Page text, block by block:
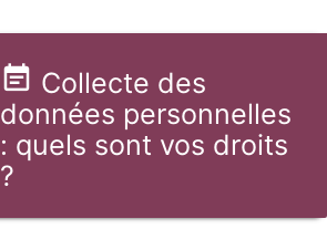
Collecte des
données personnelles
: quels sont vos droits
?